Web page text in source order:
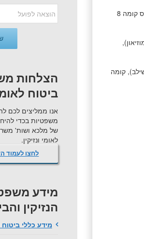
אנדריי סחרוב 9 בניין רג'וס קומה 8
המוזיאון),
(בניין שילב), קומה
הצלחות
ביטוח
אנו ממליצים לכם
משפטיות בכדי
של מלכא ושות'
לאומי ונזיקין.
לחצו לעמוד
מידע
הנזיקין
מידע כללי ביטוח